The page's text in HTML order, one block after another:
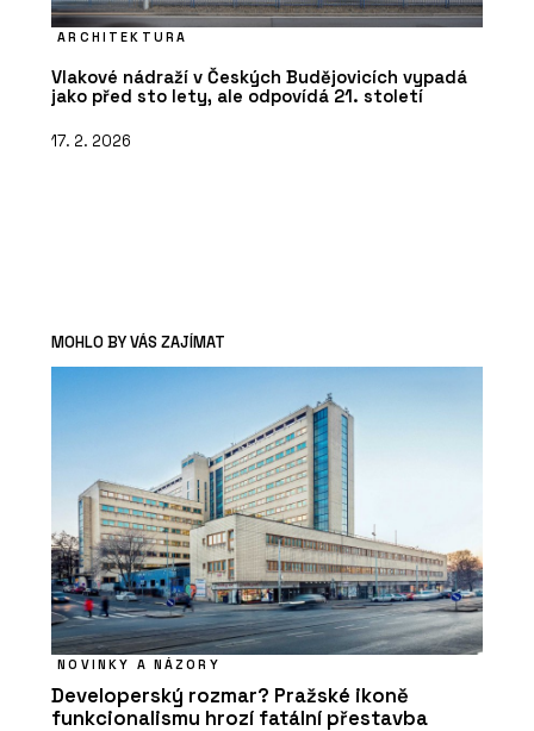
ARCHITEKTURA
Vlakové nádraží v Českých Budějovicích vypadá
jako před sto lety, ale odpovídá 21. století
17. 2. 2026
MOHLO BY VÁS ZAJÍMAT
NOVINKY A NÁZORY
Developerský rozmar? Pražské ikoně
funkcionalismu hrozí fatální přestavba